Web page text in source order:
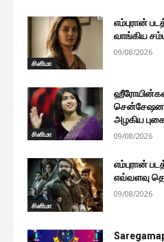
சினிமா
எம்புரான்
வாங்கிய
09/08/2026
சினிமா
சென்சேஷனல்
அழகிய
09/08/2026
சினிமா
எம்புரான்
எவ்வளவு
09/08/2026